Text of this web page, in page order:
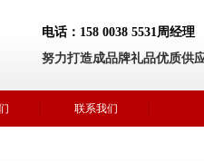
电话：158 0038 5531周经理
努力打造成品牌礼品优质供
联系我们